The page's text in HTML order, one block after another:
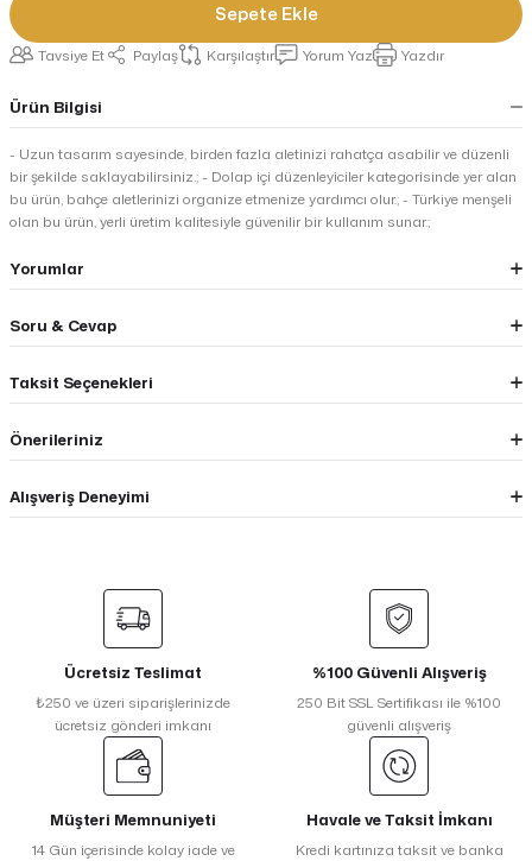
Sepete Ekle
Tavsiye Et Paylaş Karşılaştır Yorum Yaz Yazdır
Ürün Bilgisi
- Uzun tasarım sayesinde, birden fazla aletinizi rahatça asabilir ve düzenli
bir şekilde saklayabilirsiniz.; - Dolap içi düzenleyiciler kategorisinde yer alan
bu ürün, bahçe aletlerinizi organize etmenize yardımcı olur.; - Türkiye menşeli
olan bu ürün, yerli üretim kalitesiyle güvenilir bir kullanım sunar.;
Yorumlar
Soru & Cevap
Taksit Seçenekleri
Önerileriniz
Alışveriş Deneyimi
Ücretsiz Teslimat
₺250 ve üzeri siparişlerinizde
ücretsiz gönderi imkanı
%100 Güvenli Alışveriş
250 Bit SSL Sertifikası ile %100
güvenli alışveriş
Müşteri Memnuniyeti
14 Gün içerisinde kolay iade ve
Havale ve Taksit İmkanı
Kredi kartınıza taksit ve banka